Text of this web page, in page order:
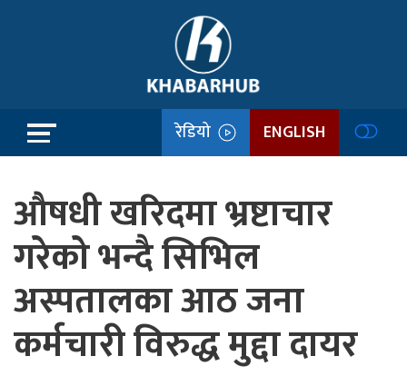
रेडियो ENGLISH
औषधी खरिदमा भ्रष्टाचार
गरेको भन्दै सिभिल
अस्पतालका आठ जना
कर्मचारी विरुद्ध मुद्दा दायर